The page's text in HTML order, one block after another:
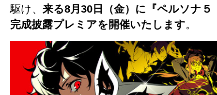
駆け、 来る8月30日（金）に『ペルソナ
完成披露プレミアを開催いたします。